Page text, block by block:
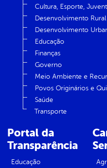
Cultura, Esporte,
Desenvolvimento Rural
Desenvolvimento
Educação
Finanças
Governo
Meio Ambiente e
Povos Originários e
Saúde
Transporte
Portal da
Transparência
Educação